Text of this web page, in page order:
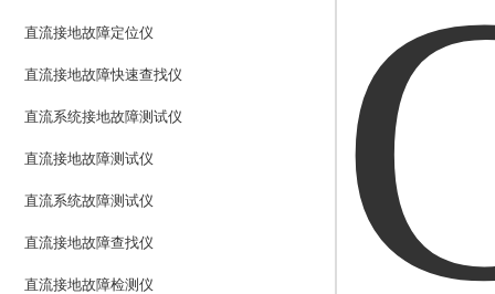
直流接地故障定位仪
直流接地故障快速查找仪
直流系统接地故障测试仪
直流接地故障测试仪
直流系统故障测试仪
直流接地故障查找仪
直流接地故障检测仪